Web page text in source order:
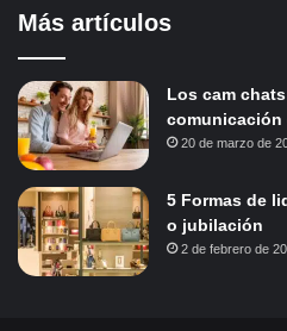
Más artículos
Los cam
comunicación
20 de marzo de
5 Formas de
o jubilación
2 de febrero de